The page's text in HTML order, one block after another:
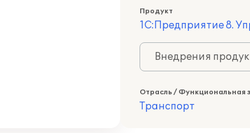
Продукт
1С:Предприятие 8.
Внедрения
Отрасль / Функциональная
Транспорт